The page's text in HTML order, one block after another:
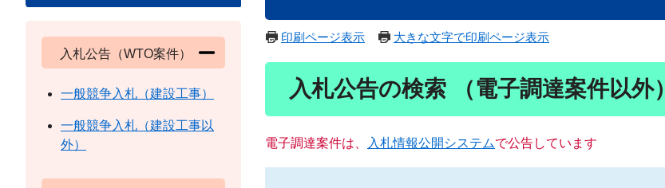
印刷ページ表示 大きな文字で印刷ページ表示
入札公告の検索 （電子調達案件以外）
電子調達案件は、 入札情報公開システムで公告しています
入札公告（WTO案件）
一般競争入札（建設工事）
一般競争入札（建設工事以
外）